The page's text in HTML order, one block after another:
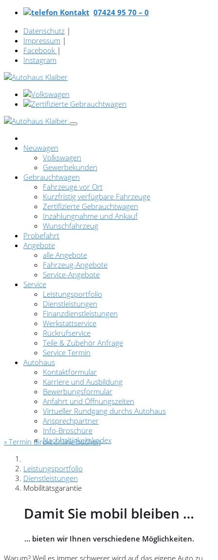
07424 95 70 – 0
Datenschutz |
Impressum |
Facebook |
Instagram
Neuwagen
Volkswagen
Gewerbekunden
Gebrauchtwagen
Fahrzeuge vor Ort
Kurzfristig verfügbare Fahrzeuge
Zertifizierte Gebrauchtwagen
Inzahlungnahme und Ankauf
Wunschfahrzeug
Probefahrt
Angebote
alle Angebote
Fahrzeug-Angebote
Service-Angebote
Service
Leistungsportfolio
Dienstleistungen
Finanzdienstleistungen
Werkstattservice
Rückrufservice
Teile & Zubehör Anfrage
Service Termin
Autohaus
Kontaktformular
Karriere und Ausbildung
Bewerbungsformular
Anfahrt und Öffnungszeiten
Virtueller Rundgang durchs Autohaus
Ansprechpartner
Info-Broschüre
Nachhaltigkeitskodex
» Termin direkt online buchen
Leistungsportfolio
Dienstleistungen
Mobilitätsgarantie
Damit Sie mobil bleiben …
… bieten wir Ihnen verschiedene Möglichkeiten.